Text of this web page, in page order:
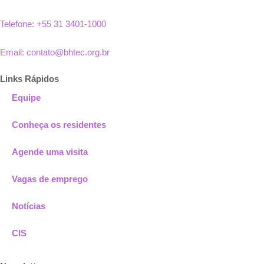
Telefone: +55 31 3401-1000
Email: contato@bhtec.org.br
Links Rápidos
Equipe
Conheça os residentes
Agende uma visita
Vagas de emprego
Notícias
CIS